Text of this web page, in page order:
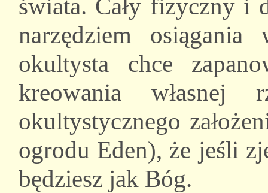
świata. Cały fizyczny i
narzędziem
okultysta chce
kreowania
okultystycznego
ogrodu Eden), że jeśli
będziesz jak Bóg.